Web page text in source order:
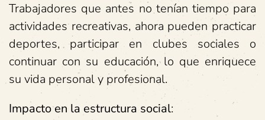
Trabajadores que antes no tenían tiempo para
actividades recreativas, ahora pueden practicar
deportes, participar en clubes sociales o
continuar con su educación, lo que enriquece
su vida personal y profesional.
Impacto en la estructura social: